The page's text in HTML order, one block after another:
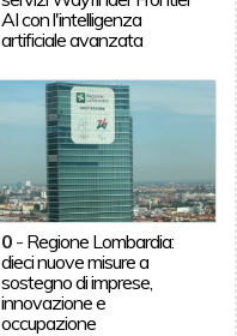
AI con l'intelligenza
artificiale avanzata
0 - Regione Lombardia:
dieci nuove misure a
sostegno di imprese,
innovazione e
occupazione